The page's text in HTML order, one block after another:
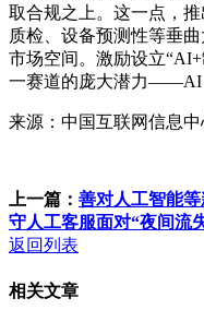
取合规之上。这一点，
质检、设备预测性等垂
市场空间。激励设立
一赛道的庞大潜力——AI
来源：中国互联网信息中
上一篇： 善对人工智能
守人工客服面对“夜间流
返回列表
相关文章